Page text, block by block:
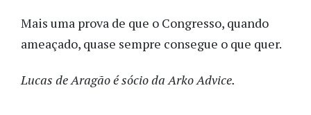
Mais uma prova de que o Congresso, quando
ameaçado, quase sempre consegue o que quer.
Lucas de Aragão é sócio da Arko Advice.